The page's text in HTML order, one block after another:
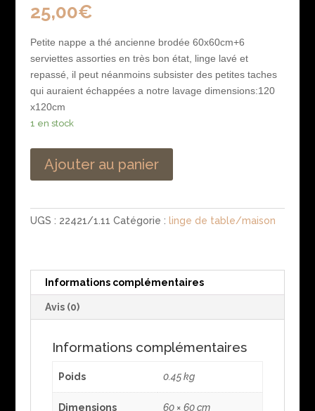
25,00€
Petite nappe a thé ancienne brodée 60x60cm+6
serviettes assorties en très bon état, linge lavé et
repassé, il peut néanmoins subsister des petites taches
qui auraient échappées a notre lavage dimensions:120
x120cm
1 en stock
Ajouter au panier
UGS : 22421/1.11 Catégorie : linge de table/maison
Informations complémentaires
Avis (0)
Informations complémentaires
Poids 0.45 kg
Dimensions 60 × 60 cm